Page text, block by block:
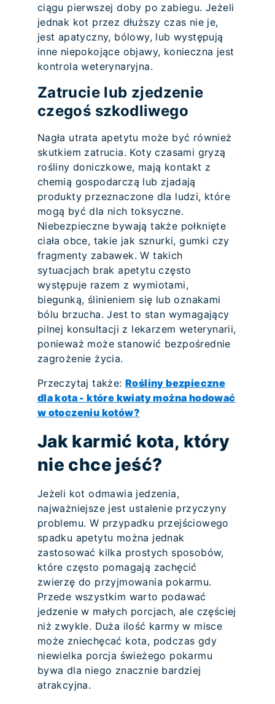
ciągu pierwszej doby po zabiegu. Jeżeli
jednak kot przez dłuższy czas nie je,
jest apatyczny, bólowy, lub występują
inne niepokojące objawy, konieczna jest
kontrola weterynaryjna.
Zatrucie lub zjedzenie
czegoś szkodliwego
Nagła utrata apetytu może być również
skutkiem zatrucia. Koty czasami gryzą
rośliny doniczkowe, mają kontakt z
chemią gospodarczą lub zjadają
produkty przeznaczone dla ludzi, które
mogą być dla nich toksyczne.
Niebezpieczne bywają także połknięte
ciała obce, takie jak sznurki, gumki czy
fragmenty zabawek. W takich
sytuacjach brak apetytu często
występuje razem z wymiotami,
biegunką, ślinieniem się lub oznakami
bólu brzucha. Jest to stan wymagający
pilnej konsultacji z lekarzem weterynarii,
ponieważ może stanowić bezpośrednie
zagrożenie życia.
Przeczytaj także: Rośliny bezpieczne
dla kota - które kwiaty można hodować
w otoczeniu kotów?
Jak karmić kota, który
nie chce jeść?
Jeżeli kot odmawia jedzenia,
najważniejsze jest ustalenie przyczyny
problemu. W przypadku przejściowego
spadku apetytu można jednak
zastosować kilka prostych sposobów,
które często pomagają zachęcić
zwierzę do przyjmowania pokarmu.
Przede wszystkim warto podawać
jedzenie w małych porcjach, ale częściej
niż zwykle. Duża ilość karmy w misce
może zniechęcać kota, podczas gdy
niewielka porcja świeżego pokarmu
bywa dla niego znacznie bardziej
atrakcyjna.